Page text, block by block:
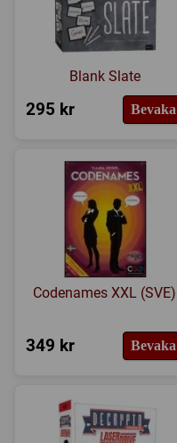
Blank Slate
295 kr Bevaka
Codenames XXL (SVE)
349 kr Bevaka